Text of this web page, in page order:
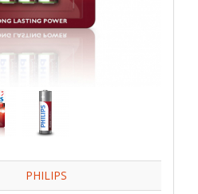
PHILIPS